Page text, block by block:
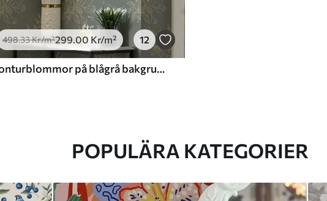
498.33Kr/m²299.00 Kr/m² 12
Konturblommor på blågrå bakgrund, elegant botaniskt mönster
POPULÄRA KATEGORIER